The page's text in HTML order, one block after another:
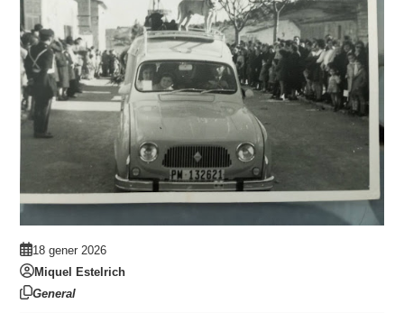
18 gener 2026
Miquel Estelrich
General